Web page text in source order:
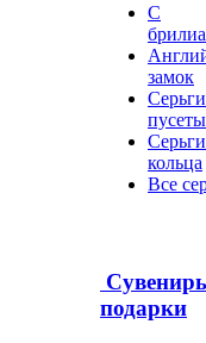
С
замок
пусеты
кольца
Все
подарки